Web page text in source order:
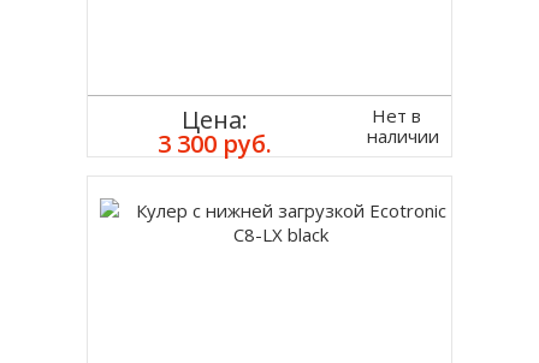
Цена:
3 300 руб.
Нет в
наличии